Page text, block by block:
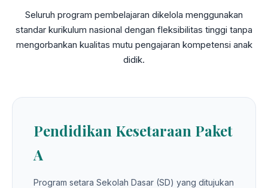
Seluruh program pembelajaran dikelola menggunakan
standar kurikulum nasional dengan fleksibilitas tinggi tanpa
mengorbankan kualitas mutu pengajaran kompetensi anak
didik.
Pendidikan Kesetaraan Paket
A
Program setara Sekolah Dasar (SD) yang ditujukan